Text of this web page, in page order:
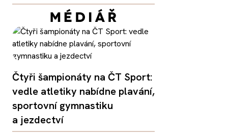
Čtyři šampionáty na ČT Sport:
vedle atletiky nabídne plavání,
sportovní gymnastiku
a jezdectví